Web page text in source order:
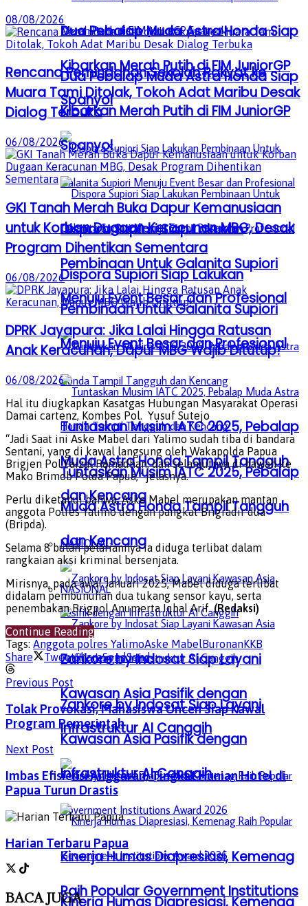
Dua Pebalap Muda Astra Honda Siap
Kibarkan Merah Putih di FIM JuniorGP
Spanyol
Dispora Supiori Siap Lakukan
Pembinaan Untuk Galanita Supiori
Menuju Event Besar dan Profesional
Tuntaskan Musim IATC 2025, Pebalap
Muda Astra Honda Tampil Tangguh
dan Kencang
NASIONAL
Zankore by Indosat Siap Layani
Kawasan Asia Pasifik dengan
Infrastruktur AI Canggih
Kinerja Humas Diapresiasi, Kemenag
Raih Popular Government Institutions
Dua Pebalap Muda Astra Honda Siap
Kibarkan Merah Putih di FIM JuniorGP
Spanyol
Dispora Supiori Siap Lakukan
Pembinaan Untuk Galanita Supiori
Menuju Event Besar dan Profesional
Tuntaskan Musim IATC 2025, Pebalap
Muda Astra Honda Tampil Tangguh
dan Kencang
NASIONAL
Zankore by Indosat Siap Layani
Kawasan Asia Pasifik dengan
Infrastruktur AI Canggih
Kinerja Humas Diapresiasi, Kemenag
08/08/2026
Rencana Pemindahan Sekolah Rakyat ke
Muara Tami Ditolak, Tokoh Adat Maribu Desak
Dialog Terbuka
06/08/2026
GKI Tanah Merah Buka Dapur Kemanusiaan
untuk Korban Dugaan Keracunan MBG, Desak
Program Dihentikan Sementara
06/08/2026
DPRK Jayapura: Jika Lalai Hingga Ratusan
Anak Keracunan, Dapur MBG Wajib Ditutup!
06/08/2026
Hal itu diugkapkan Kasatgas Hubungan Masyarakat Operasi
Damai cartenz, Kombes Pol. Yusuf Sutejo
“Jadi Saat ini Aske Mabel dari Yalimo sudah tiba di bandara
Sentani, yang di kawal langsung oleh Wakapolda Papua
Brigjen Pol Faizal Ramadhan, dan selanjutnya di bawah ke
Mako Brimob Polda Papua,” jelasnya.
Perlu diketahui bahwa, Aske Mabel merupakan mantan
anggota Polres Yalimo dengan pangkat Brigradir dua
(Bripda).
Selama 8 bulan pelariannya ia diduga terlibat dalam
rangkaian aksi kriminal bersenjata.
Mirisnya, pada awal Januari 2025, Mabel diduga terlibat
didalam pembunuhan dua tukang sensor kayu, serta
penembakan Brigpol Anumerta Iqbal Arif.(Redaksi)
Continue Reading
Tags: Anggota polres YalimoAske MabelBuronanKKB
Share
TweetShareSendSend
Previous Post
Tolak Provokasi, Mahasiswa Uncen Siap Kawal
Program Pemerintah
Next Post
Imbas Efisiensi Anggaran, Tingkat Hunian Hotel di
Papua Turun Drastis
Harian Terbaru Papua
BACAJUGA